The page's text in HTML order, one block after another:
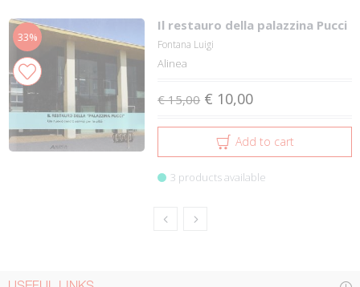
33%
Il restauro della palazzina Pucci
Fontana Luigi
Alinea
€ 15,00 € 10,00
Add to cart
3 products available